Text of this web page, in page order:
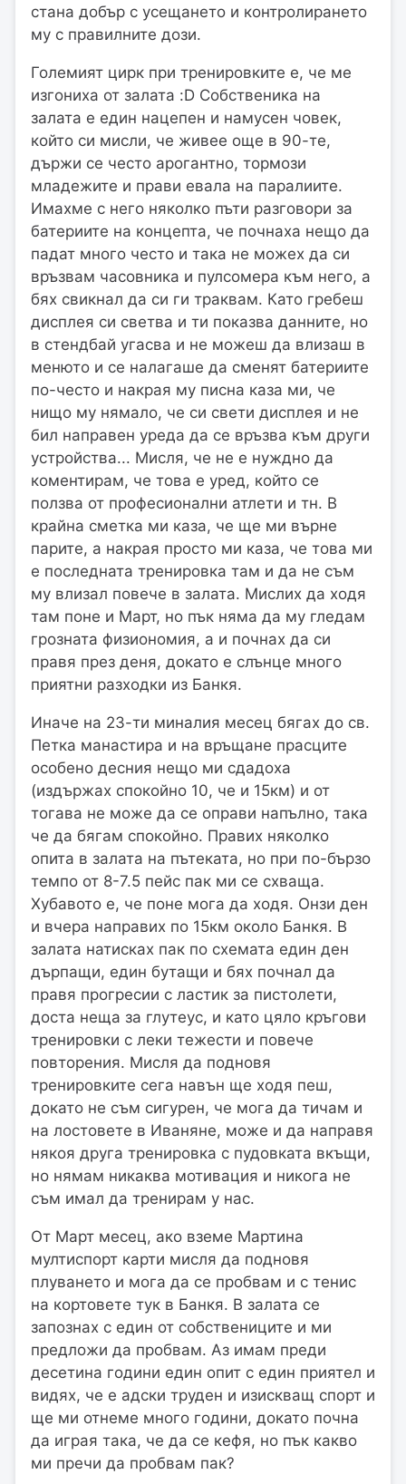
стана добър с усещането и контролирането
му с правилните дози.
Големият цирк при тренировките е, че ме
изгониха от залата :D Собственика на
залата е един нацепен и намусен човек,
който си мисли, че живее още в 90-те,
държи се често арогантно, тормози
младежите и прави евала на паралиите.
Имахме с него няколко пъти разговори за
батериите на концепта, че почнаха нещо да
падат много често и така не можех да си
връзвам часовника и пулсомера към него, а
бях свикнал да си ги траквам. Като гребеш
дисплея си светва и ти показва данните, но
в стендбай угасва и не можеш да влизаш в
менюто и се налагаше да сменят батериите
по-често и накрая му писна каза ми, че
нищо му нямало, че си свети дисплея и не
бил направен уреда да се връзва към други
устройства... Мисля, че не е нуждно да
коментирам, че това е уред, който се
ползва от професионални атлети и тн. В
крайна сметка ми каза, че ще ми върне
парите, а накрая просто ми каза, че това ми
е последната тренировка там и да не съм
му влизал повече в залата. Мислих да ходя
там поне и Март, но пък няма да му гледам
грозната физиономия, а и почнах да си
правя през деня, докато е слънце много
приятни разходки из Банкя.
Иначе на 23-ти миналия месец бягах до св.
Петка манастира и на връщане прасците
особено десния нещо ми сдадоха
(издържах спокойно 10, че и 15км) и от
тогава не може да се оправи напълно, така
че да бягам спокойно. Правих няколко
опита в залата на пътеката, но при по-бързо
темпо от 8-7.5 пейс пак ми се схваща.
Хубавото е, че поне мога да ходя. Онзи ден
и вчера направих по 15км около Банкя. В
залата натисках пак по схемата един ден
дърпащи, един бутащи и бях почнал да
правя прогресии с ластик за пистолети,
доста неща за глутеус, и като цяло кръгови
тренировки с леки тежести и повече
повторения. Мисля да подновя
тренировките сега навън ще ходя пеш,
докато не съм сигурен, че мога да тичам и
на лостовете в Иваняне, може и да направя
някоя друга тренировка с пудовката вкъщи,
но нямам никаква мотивация и никога не
съм имал да тренирам у нас.
От Март месец, ако вземе Мартина
мултиспорт карти мисля да подновя
плуването и мога да се пробвам и с тенис
на кортовете тук в Банкя. В залата се
запознах с един от собствениците и ми
предложи да пробвам. Аз имам преди
десетина години един опит с един приятел и
видях, че е адски труден и изискващ спорт и
ще ми отнеме много години, докато почна
да играя така, че да се кефя, но пък какво
ми пречи да пробвам пак?